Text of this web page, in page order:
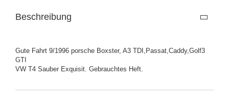
Beschreibung
Gute Fahrt 9/1996 porsche Boxster, A3 TDI,Passat,Caddy,Golf3
GTI
VW T4 Sauber Exquisit. Gebrauchtes Heft.